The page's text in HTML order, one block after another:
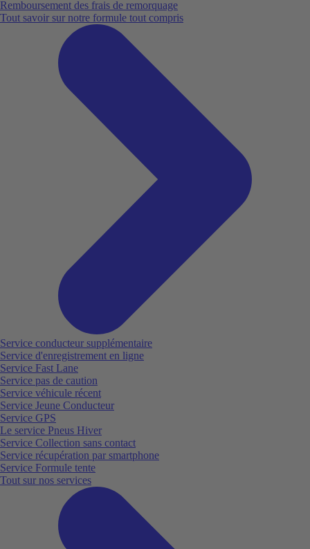
Remboursement des frais de remorquage
Tout savoir sur notre formule tout compris
Service conducteur supplémentaire
Service d'enregistrement en ligne
Service Fast Lane
Service pas de caution
Service véhicule récent
Service Jeune Conducteur
Service GPS
Le service Pneus Hiver
Service Collection sans contact
Service récupération par smartphone
Service Formule tente
Tout sur nos services